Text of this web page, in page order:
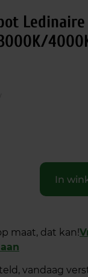
Ledinaire
In
maat, dat kan!
vandaag